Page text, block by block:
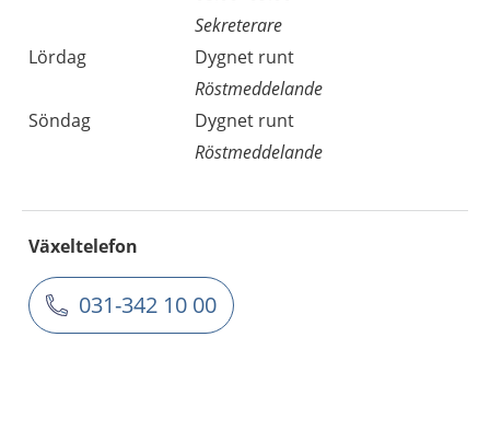
Sekreterare
Lördag
Dygnet runt
Röstmeddelande
Söndag
Dygnet runt
Röstmeddelande
Växeltelefon
031-342 10 00